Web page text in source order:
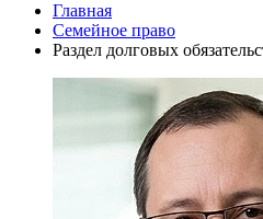
Главная
Семейное право
Раздел долговых